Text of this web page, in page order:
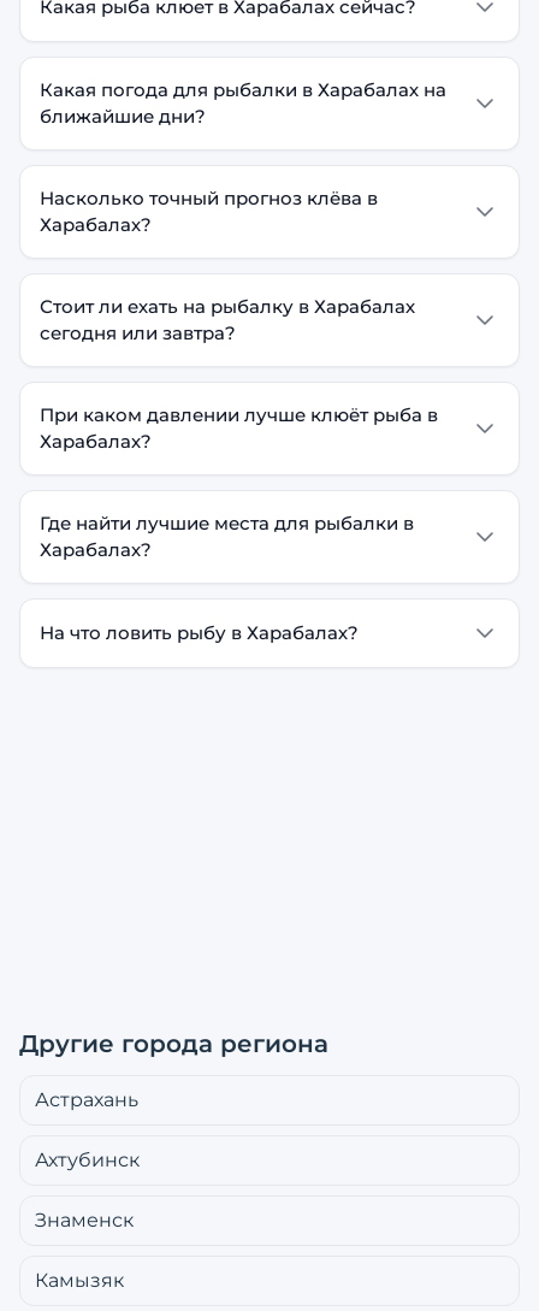
Какая рыба клюет в Харабалах сейчас?
Какая погода для рыбалки в Харабалах на
ближайшие дни?
Насколько точный прогноз клёва в
Харабалах?
Стоит ли ехать на рыбалку в Харабалах
сегодня или завтра?
При каком давлении лучше клюёт рыба в
Харабалах?
Где найти лучшие места для рыбалки в
Харабалах?
На что ловить рыбу в Харабалах?
Другие города региона
Астрахань
Ахтубинск
Знаменск
Камызяк